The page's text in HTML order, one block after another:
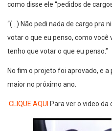
como disse ele “pedidos de
“(…) Não pedi nada de cargo pra
votar o que eu penso, como você
tenho que votar o que eu penso.”
No fim o projeto foi aprovado, e
maior no próximo ano.
CLIQUE AQUI Para ver o video da